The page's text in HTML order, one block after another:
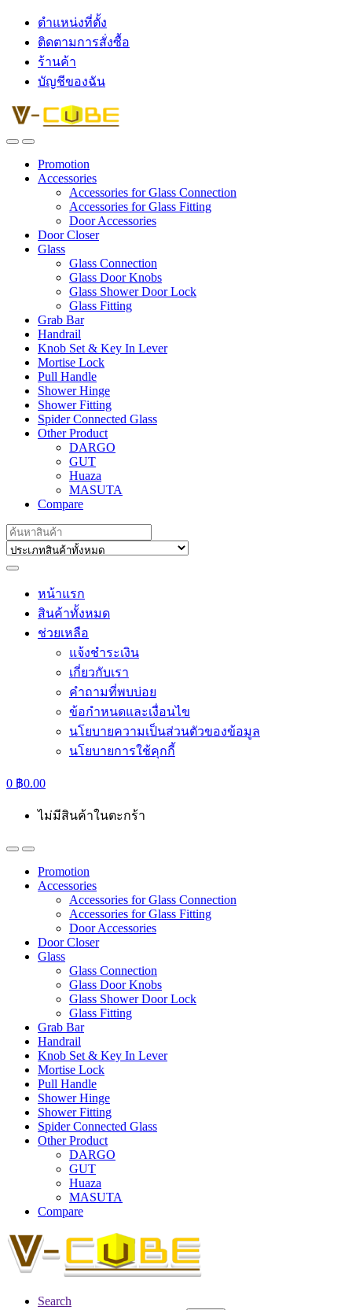
ตำแหน่งที่ตั้ง
ติดตามการสั่งซื้อ
ร้านค้า
บัญชีของฉัน
Promotion
Accessories
Accessories for Glass Connection
Accessories for Glass Fitting
Door Accessories
Door Closer
Glass
Glass Connection
Glass Door Knobs
Glass Shower Door Lock
Glass Fitting
Grab Bar
Handrail
Knob Set & Key In Lever
Mortise Lock
Pull Handle
Shower Hinge
Shower Fitting
Spider Connected Glass
Other Product
DARGO
GUT
Huaza
MASUTA
Compare
Search
for:
หน้าแรก
สินค้าทั้งหมด
ช่วยเหลือ
แจ้งชำระเงิน
เกี่ยวกับเรา
คำถามที่พบบ่อย
ข้อกำหนดและเงื่อนไข
นโยบายความเป็นส่วนตัวของข้อมูล
นโยบายการใช้คุกกี้
0 ฿0.00
ไม่มีสินค้าในตะกร้า
Promotion
Accessories
Accessories for Glass Connection
Accessories for Glass Fitting
Door Accessories
Door Closer
Glass
Glass Connection
Glass Door Knobs
Glass Shower Door Lock
Glass Fitting
Grab Bar
Handrail
Knob Set & Key In Lever
Mortise Lock
Pull Handle
Shower Hinge
Shower Fitting
Spider Connected Glass
Other Product
DARGO
GUT
Huaza
MASUTA
Compare
Search